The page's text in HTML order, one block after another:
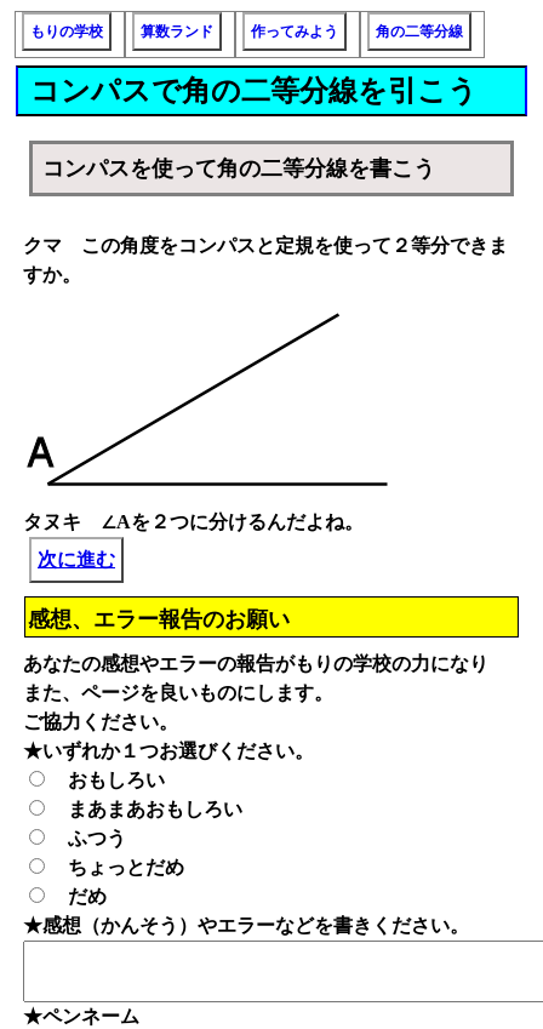
もりの学校 算数ランド 作ってみよう 角の二等分線
コンパスで角の二等分線を引こう
コンパスを使って角の二等分線を書こう
クマ この角度をコンパスと定規を使って２等分できま
すか。
タヌキ ∠Aを２つに分けるんだよね。
次に進む
感想、エラー報告のお願い
あなたの感想やエラーの報告がもりの学校の力になり
また、ページを良いものにします。
ご協力ください。
★いずれか１つお選びください。
おもしろい
まあまあおもしろい
ふつう
ちょっとだめ
だめ
★感想（かんそう）やエラーなどを書きください。
★ペンネーム